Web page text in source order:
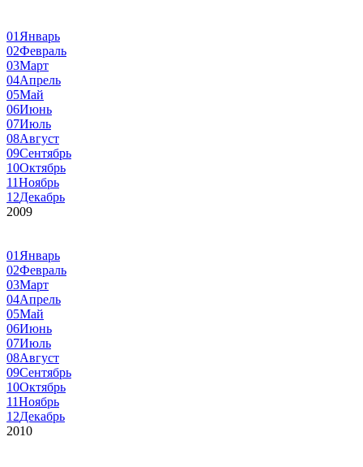
01 Январь
02Февраль
03Март
04Апрель
05Май
06Июнь
07Июль
08Август
09Сентябрь
10Октябрь
11Ноябрь
12Декабрь
2009
01 Январь
02Февраль
03Март
04Апрель
05Май
06Июнь
07Июль
08Август
09Сентябрь
10Октябрь
11Ноябрь
12Декабрь
2010